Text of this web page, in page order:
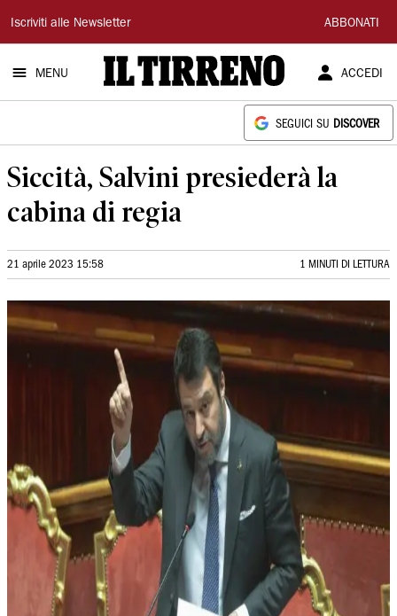
Il
Tirreno
Iscriviti alle Newsletter ABBONATI
MENU ACCEDI
SEGUICI SU DISCOVER
Siccità, Salvini presiederà la
cabina di regia
21 aprile 2023 15:58 1 MINUTI DI LETTURA